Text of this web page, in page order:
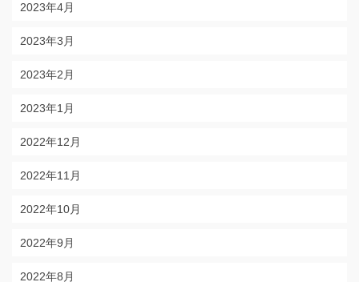
2023年4月
2023年3月
2023年2月
2023年1月
2022年12月
2022年11月
2022年10月
2022年9月
2022年8月